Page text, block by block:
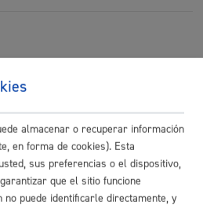
Sebastián está tratando sus
inexactos o incompletos.
cuando, entre otros motivos, los
para las finalidades para las
de sus datos, en cuyo caso, sólo
almacenar o recuperar información
en forma de cookies). Esta
sus preferencias o el dispositivo,
que el sitio funcione
puede identificarle directamente, y